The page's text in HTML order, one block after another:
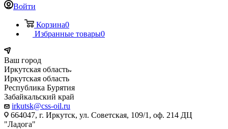
Войти
Корзина0
Избранные товары0
Ваш город
Иркутская область
Иркутская область
Республика Бурятия
Забайкальский край
irkutsk@css-oil.ru
664047, г. Иркутск, ул. Советская, 109/1, оф. 214 ДЦ
"Ладога"